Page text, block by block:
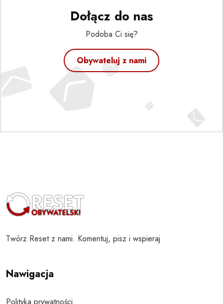
Dołącz do nas
Podoba Ci się?
Obywateluj z nami
Twórz Reset z nami. Komentuj, pisz i wspieraj
Nawigacja